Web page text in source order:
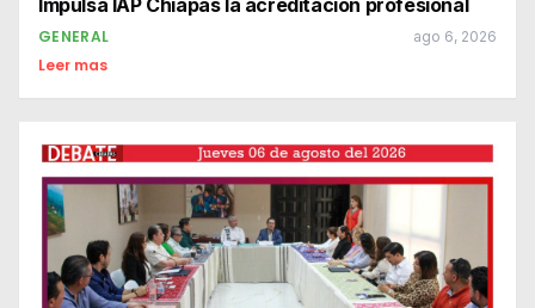
Impulsa IAP Chiapas la acreditación profesional
GENERAL ago 6, 2026
Leer mas